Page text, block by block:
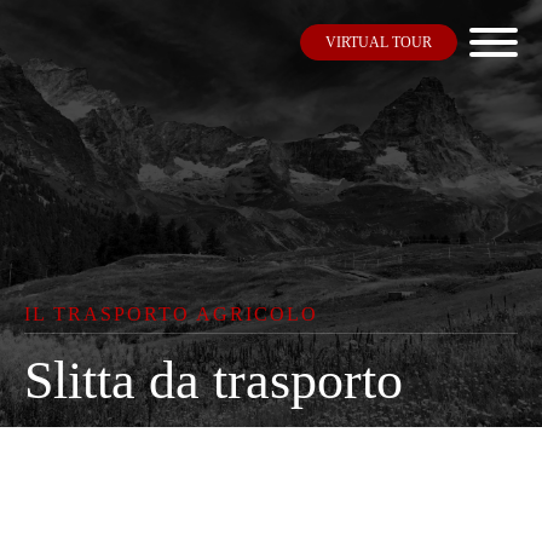
VIRTUAL TOUR
IL TRASPORTO AGRICOLO
Slitta da trasporto